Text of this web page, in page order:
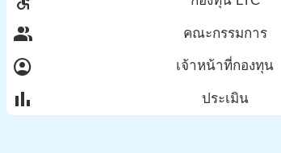
group
คณะกรรมการ
account_circle
เจ้าหน้าที่กองทุน
bar_chart
ประเมิน